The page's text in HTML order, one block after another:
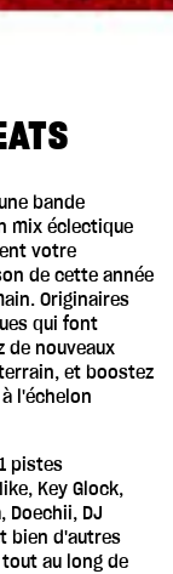
bande
mix éclectique
votre
de cette année
Originaires
qui font
de nouveaux
et boostez
l'échelon
pistes
Key Glock,
Doechii, DJ
bien d'autres
au long de